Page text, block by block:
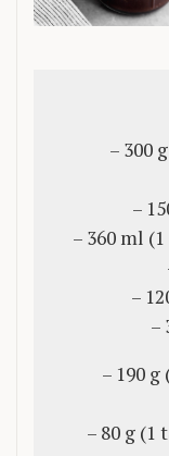
– 300
–
– 360 ml
–
–
– 190
– 80 g (1